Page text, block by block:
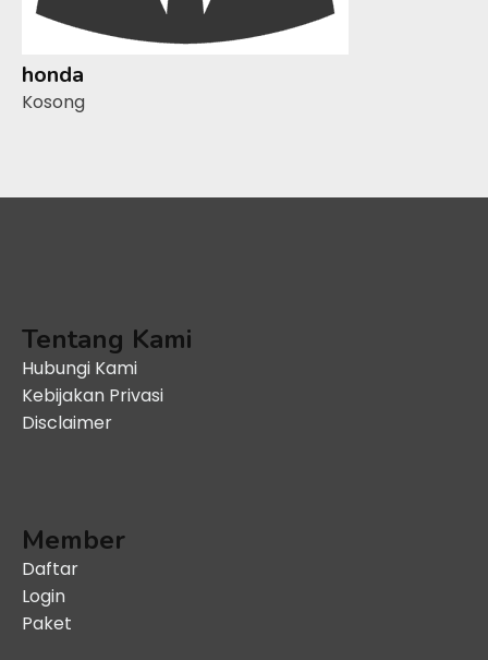
honda
Kosong
Tentang Kami
Hubungi Kami
Kebijakan Privasi
Disclaimer
Member
Daftar
Login
Paket